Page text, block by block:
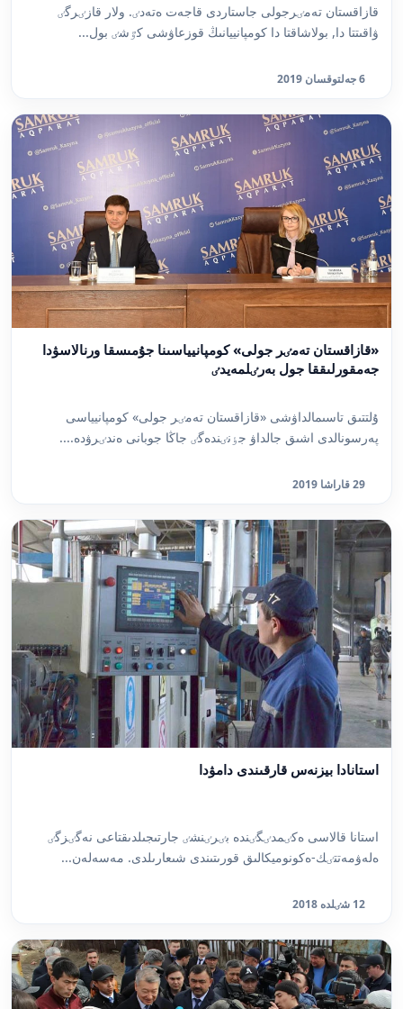
قازاقستان تەمٸرجولى جاستاردى قاجەت ەتەدٸ. ولار قازٸرگٸ
ۋاقىتتا دا, بولاشاقتا دا كومپانييانىڭ قوزعاۋشى كٷشٸ بول...
6 جەلتوقسان 2019
«قازاقستان تەمٸر جولى» كومپانيياسىنا جۇمىسقا ورنالاسۋدا
جەمقورلىققا جول بەرٸلمەيدٸ
ۇلتتىق تاسىمالداۋشى «قازاقستان تەمٸر جولى» كومپانيياسى
پەرسونالدى اشىق جالداۋ جٶنٸندەگٸ جاڭا جوبانى ەندٸرۋدە....
29 قاراشا 2019
استانادا بيزنەس قارقىندى دامۋدا
استانا قالاسى ەكٸمدٸگٸندە بٸرٸنشٸ جارتىجىلدىقتاعى نەگٸزگٸ
ەلەۋمەتتٸك-ەكونوميكالىق قورىتىندى شىعارىلدى. مەسەلەن...
12 شٸلدە 2018